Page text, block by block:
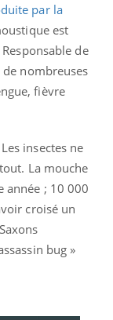
par la
est
de
nombreuses
fièvre
insectes ne
La mouche
année ; 10 000
croisé un
bug »